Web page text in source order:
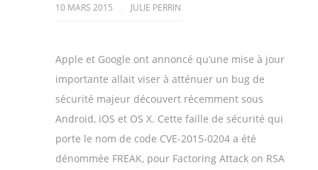
10 MARS 2015 JULIE PERRIN
Apple et Google ont annoncé qu’une mise à jour
importante allait viser à atténuer un bug de
sécurité majeur découvert récemment sous
Android, iOS et OS X. Cette faille de sécurité qui
porte le nom de code CVE-2015-0204 a été
dénommée FREAK, pour Factoring Attack on RSA